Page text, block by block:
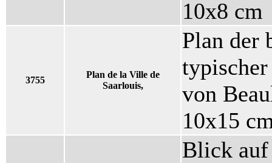
10x8 cm
3755
Plan de la Ville de
Saarlouis,
Plan der
von
10x15
Blick auf